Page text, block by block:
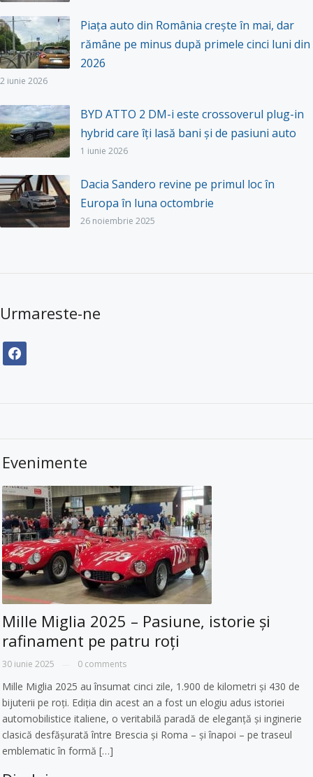
Piața auto din România crește în mai, dar
rămâne pe minus după primele cinci luni din
2026
2 iunie 2026
BYD ATTO 2 DM-i este crossoverul plug-in
hybrid care îți lasă bani și de pasiuni auto
1 iunie 2026
Dacia Sandero revine pe primul loc în
Europa în luna octombrie
26 noiembrie 2025
Urmareste-ne
facebook
Evenimente
Mille Miglia 2025 – Pasiune, istorie și
rafinament pe patru roți
30 iunie 2025 0 comments
Mille Miglia 2025 au însumat cinci zile, 1.900 de kilometri și 430 de
bijuterii pe roți. Ediția din acest an a fost un elogiu adus istoriei
automobilistice italiene, o veritabilă paradă de eleganță și inginerie
clasică desfășurată între Brescia și Roma – și înapoi – pe traseul
emblematic în formă […]